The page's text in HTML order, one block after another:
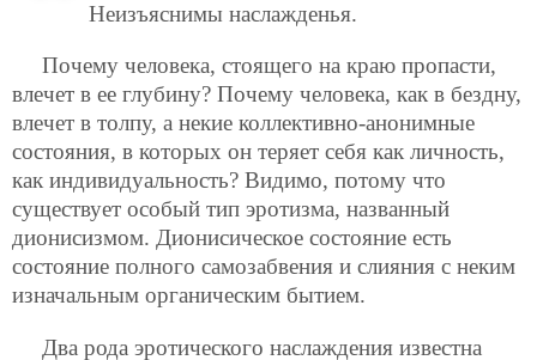
Неизъяснимы наслажденья.
Почему человека, стоящего на краю пропасти,
влечет в ее глубину? Почему человека, как в бездну,
влечет в толпу, а некие коллективно-анонимные
состояния, в которых он теряет себя как личность,
как индивидуальность? Видимо, потому что
существует особый тип эротизма, названный
дионисизмом. Дионисическое состояние есть
состояние полного самозабвения и слияния с неким
изначальным органическим бытием.
Два рода эротического наслаждения известна